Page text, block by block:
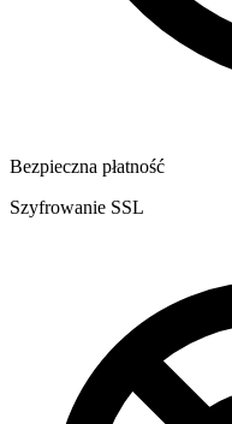
Bezpieczna płatność
Szyfrowanie SSL